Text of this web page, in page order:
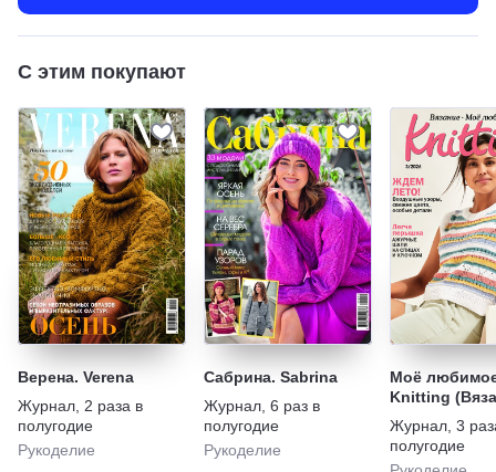
С этим покупают
Верена. Verena
Журнал 2 раза в
полугодие
Рукоделие
Сабрина. Sabrina
Журнал 6 раз в
полугодие
Рукоделие
Моё
Knitting
Журнал 3
полугодие